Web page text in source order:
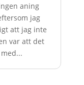
aning
jag
att jag inte
var att det